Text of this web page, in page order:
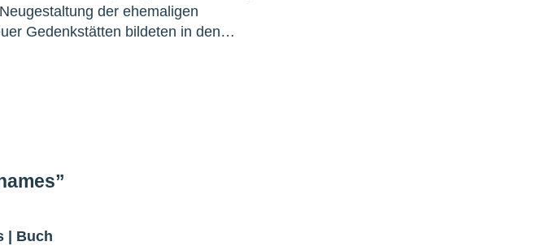
der ehemaligen
Gedenkstätten bildeten in den…
| Buch